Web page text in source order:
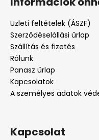
Üzleti feltételek (ÁSZF)
Szerződéselállási űrlap
Szállítás és fizetés
Rólunk
Panasz űrlap
Kapcsolatok
A személyes adatok
Kapcsolat